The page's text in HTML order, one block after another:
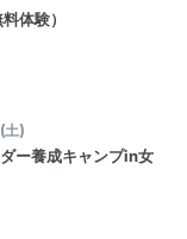
体験）
)
ー養成キャンプin女